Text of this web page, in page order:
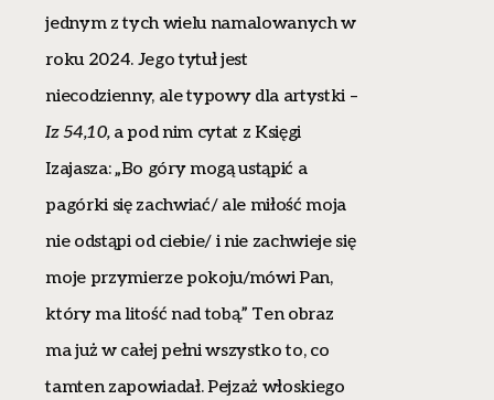
jednym z tych wielu namalowanych w
roku 2024. Jego tytuł jest
niecodzienny, ale typowy dla artystki –
Iz 54,10, a pod nim cytat z Księgi
Izajasza: „Bo góry mogą ustąpić a
pagórki się zachwiać/ ale miłość moja
nie odstąpi od ciebie/ i nie zachwieje się
moje przymierze pokoju/mówi Pan,
który ma litość nad tobą.” Ten obraz
ma już w całej pełni wszystko to, co
tamten zapowiadał. Pejzaż włoskiego